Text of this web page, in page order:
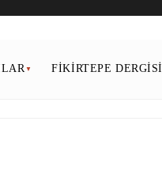
FIKIRTEPE DERGISI